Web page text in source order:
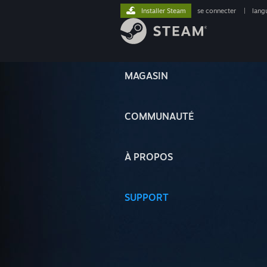
MAGASIN
COMMUNAUTÉ
À PROPOS
SUPPORT
Installer Steam se connecter